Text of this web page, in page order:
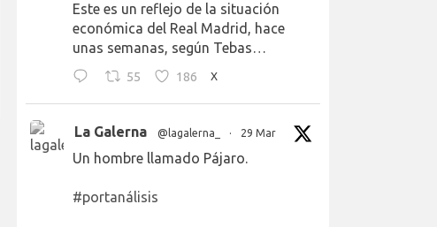
Este es un reflejo de la situación
económica del Real Madrid, hace
unas semanas, según Tebas…
55 186 X
La Galerna @lagalerna_ · 29 Mar
Un hombre llamado Pájaro.
#portanálisis